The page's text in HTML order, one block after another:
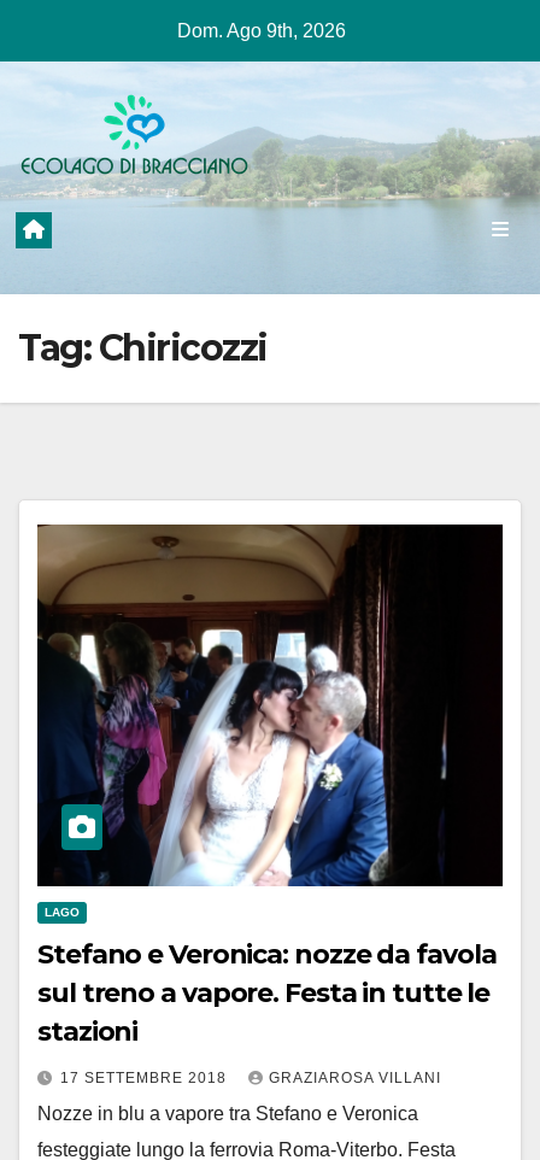
contenuto
Dom. Ago 9th, 2026
Tag:Chiricozzi
LAGO
Stefano e Veronica: nozze da favola
sul treno a vapore. Festa in tutte le
stazioni
17 SETTEMBRE 2018 GRAZIAROSA VILLANI
Nozze in blu a vapore tra Stefano e Veronica
festeggiate lungo la ferrovia Roma-Viterbo. Festa